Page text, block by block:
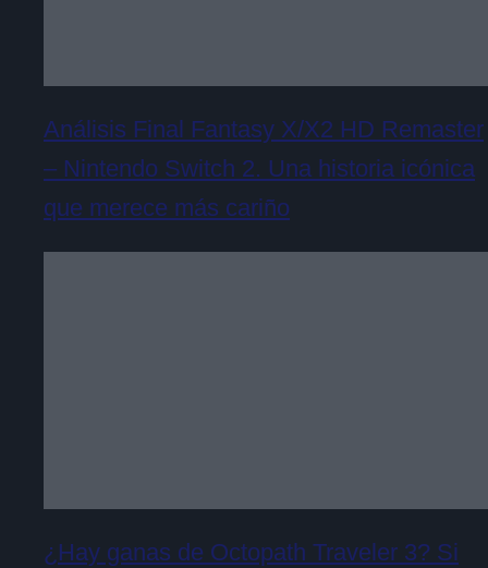
Análisis Final Fantasy X/X2 HD Remaster
– Nintendo Switch 2. Una historia icónica
que merece más cariño
¿Hay ganas de Octopath Traveler 3? Si